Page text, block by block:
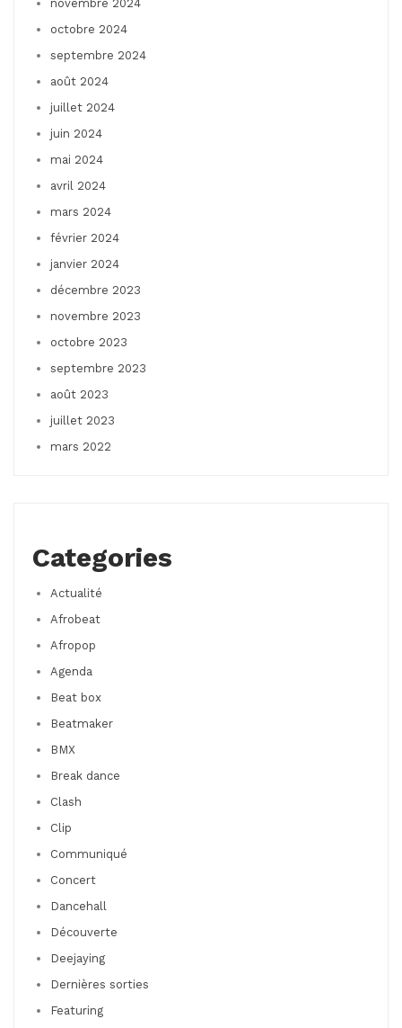
novembre 2024
octobre 2024
septembre 2024
août 2024
juillet 2024
juin 2024
mai 2024
avril 2024
mars 2024
février 2024
janvier 2024
décembre 2023
novembre 2023
octobre 2023
septembre 2023
août 2023
juillet 2023
mars 2022
Categories
Actualité
Afrobeat
Afropop
Agenda
Beat box
Beatmaker
BMX
Break dance
Clash
Clip
Communiqué
Concert
Dancehall
Découverte
Deejaying
Dernières sorties
Featuring